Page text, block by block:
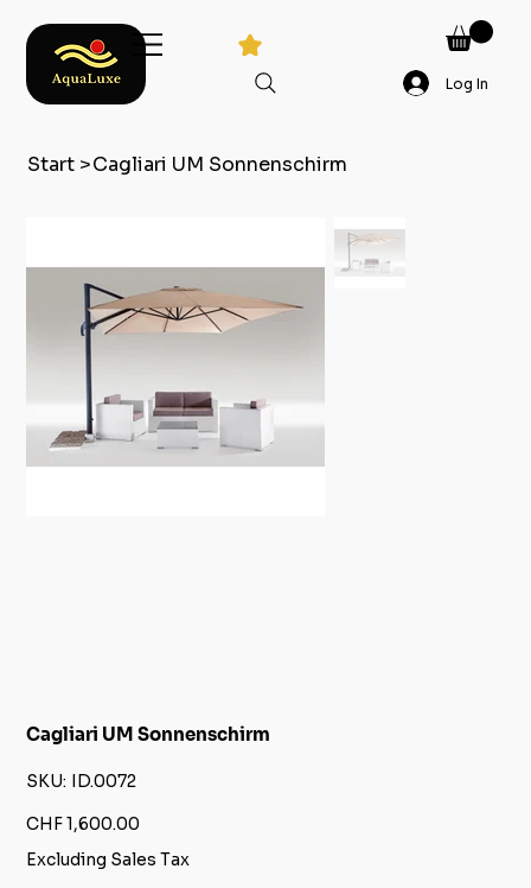
Log In
Start >Cagliari UM Sonnenschirm
Cagliari UM Sonnenschirm
SKU: SKU
ID.0072
ID.0072
Price
CHF 1,600.00
Excluding Sales Tax